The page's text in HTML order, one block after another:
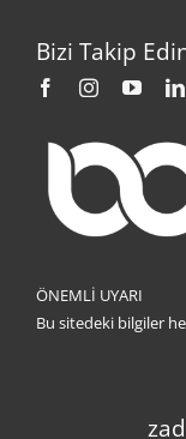
Bizi Takip
ÖNEMLİ UYARI
Bu sitedeki bilgiler